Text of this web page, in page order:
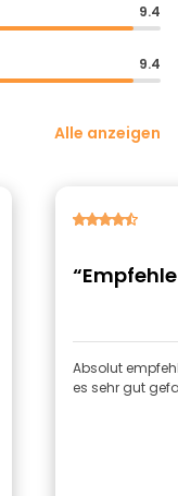
9.4
9.4
Alle anzeigen
Absolut
es sehr gut